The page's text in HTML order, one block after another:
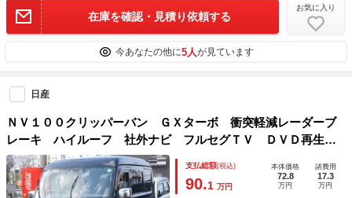
在庫を確認・見積り依頼する
お気に入り
今あなたの他に5人が見ています
日産
ＮＶ１００クリッパーバン ＧＸターボ 衝突軽減レーダーブ
レーキ ハイルーフ 社外ナビ フルセグＴＶ ＤＶＤ再生
Ｂｌｕｅｔｏｏｔｈ バックカメラ ドライブレコーダー 両
側スライドドア ＬＥＤヘッドライト コーナーセンサー メ
ッキドアミラー
支払総額(税込)
90.1 万円
本体価格
72.8
万円
諸費用
17.3
万円